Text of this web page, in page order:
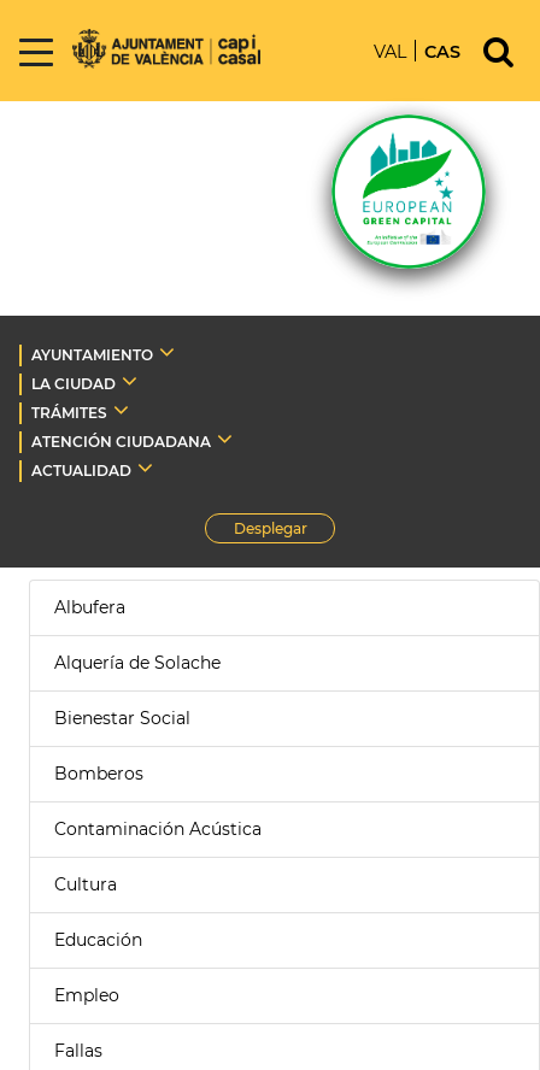
VAL CAS
AYUNTAMIENTO
LA CIUDAD
TRÁMITES
ATENCIÓN CIUDADANA
ACTUALIDAD
Desplegar
Albufera
Alquería de Solache
Bienestar Social
Bomberos
Contaminación Acústica
Cultura
Educación
Empleo
Fallas